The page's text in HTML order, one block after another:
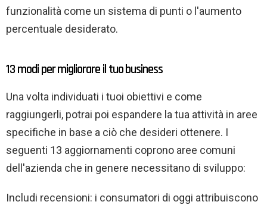
funzionalità come un sistema di punti o l'aumento
percentuale desiderato.
13 modi per migliorare il tuo business
Una volta individuati i tuoi obiettivi e come
raggiungerli, potrai poi espandere la tua attività in aree
specifiche in base a ciò che desideri ottenere. I
seguenti 13 aggiornamenti coprono aree comuni
dell'azienda che in genere necessitano di sviluppo:
Includi recensioni: i consumatori di oggi attribuiscono